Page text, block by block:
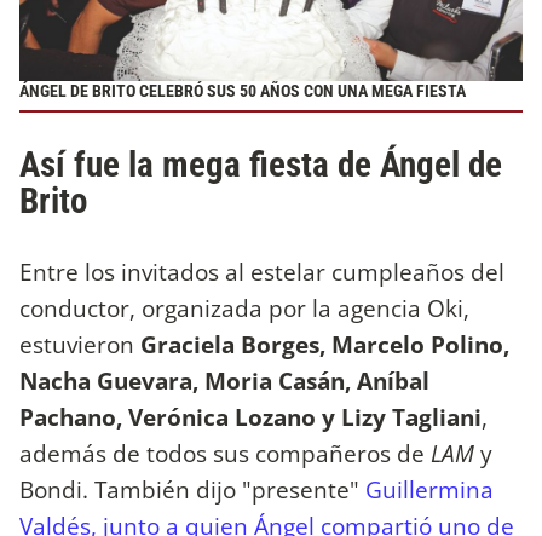
ÁNGEL DE BRITO CELEBRÓ SUS 50 AÑOS CON UNA MEGA FIESTA
Así fue la mega fiesta de Ángel de
Brito
Entre los invitados al estelar cumpleaños del
conductor, organizada por la agencia Oki,
estuvieron Graciela Borges, Marcelo Polino,
Nacha Guevara, Moria Casán, Aníbal
Pachano, Verónica Lozano y Lizy Tagliani,
además de todos sus compañeros de LAMy
Bondi. También dijo "presente" Guillermina
Valdés, junto a quien Ángel compartió uno de